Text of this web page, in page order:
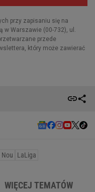
Nou LaLiga
WIĘCEJ TEMATÓW